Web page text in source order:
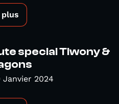
special Tiwony &
Janvier 2024